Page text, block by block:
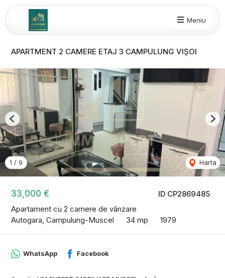
Meniu
APARTMENT 2 CAMERE ETAJ 3 CAMPULUNG VIȘOI
ID CP2869485
33,000 €
Apartament cu 2 camere de vânzare
Autogara, Campulung-Muscel
34 mp 1979
1 / 9 Harta
Previous
WhatsApp Facebook